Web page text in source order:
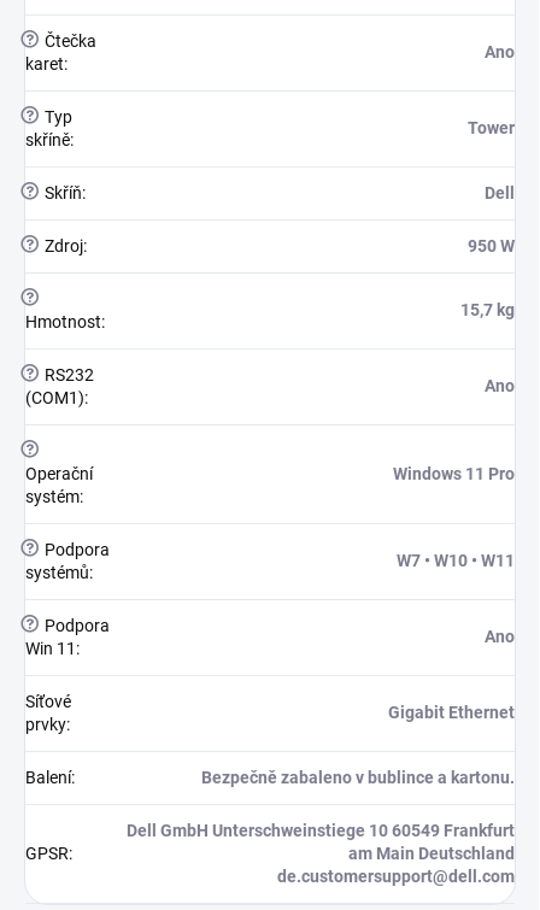
? Čtečka
karet:
Ano
? Typ
skříně:
Tower
? Skříň: Dell
? Zdroj: 950 W
?
Hmotnost:
15,7 kg
?
RS232
(COM1):
Ano
?
Operační
systém:
Windows 11 Pro
?
Podpora
systémů:
W7 • W10 • W11
?
Podpora
Win 11 :
Ano
Síťové
prvky:
Gigabit Ethernet
Balení: Bezpečně zabaleno v bublince a kartonu.
GPSR:
Dell GmbH Unterschweinstiege 10 60549 Frankfurt
am Main Deutschland
de.customersupport@dell.com